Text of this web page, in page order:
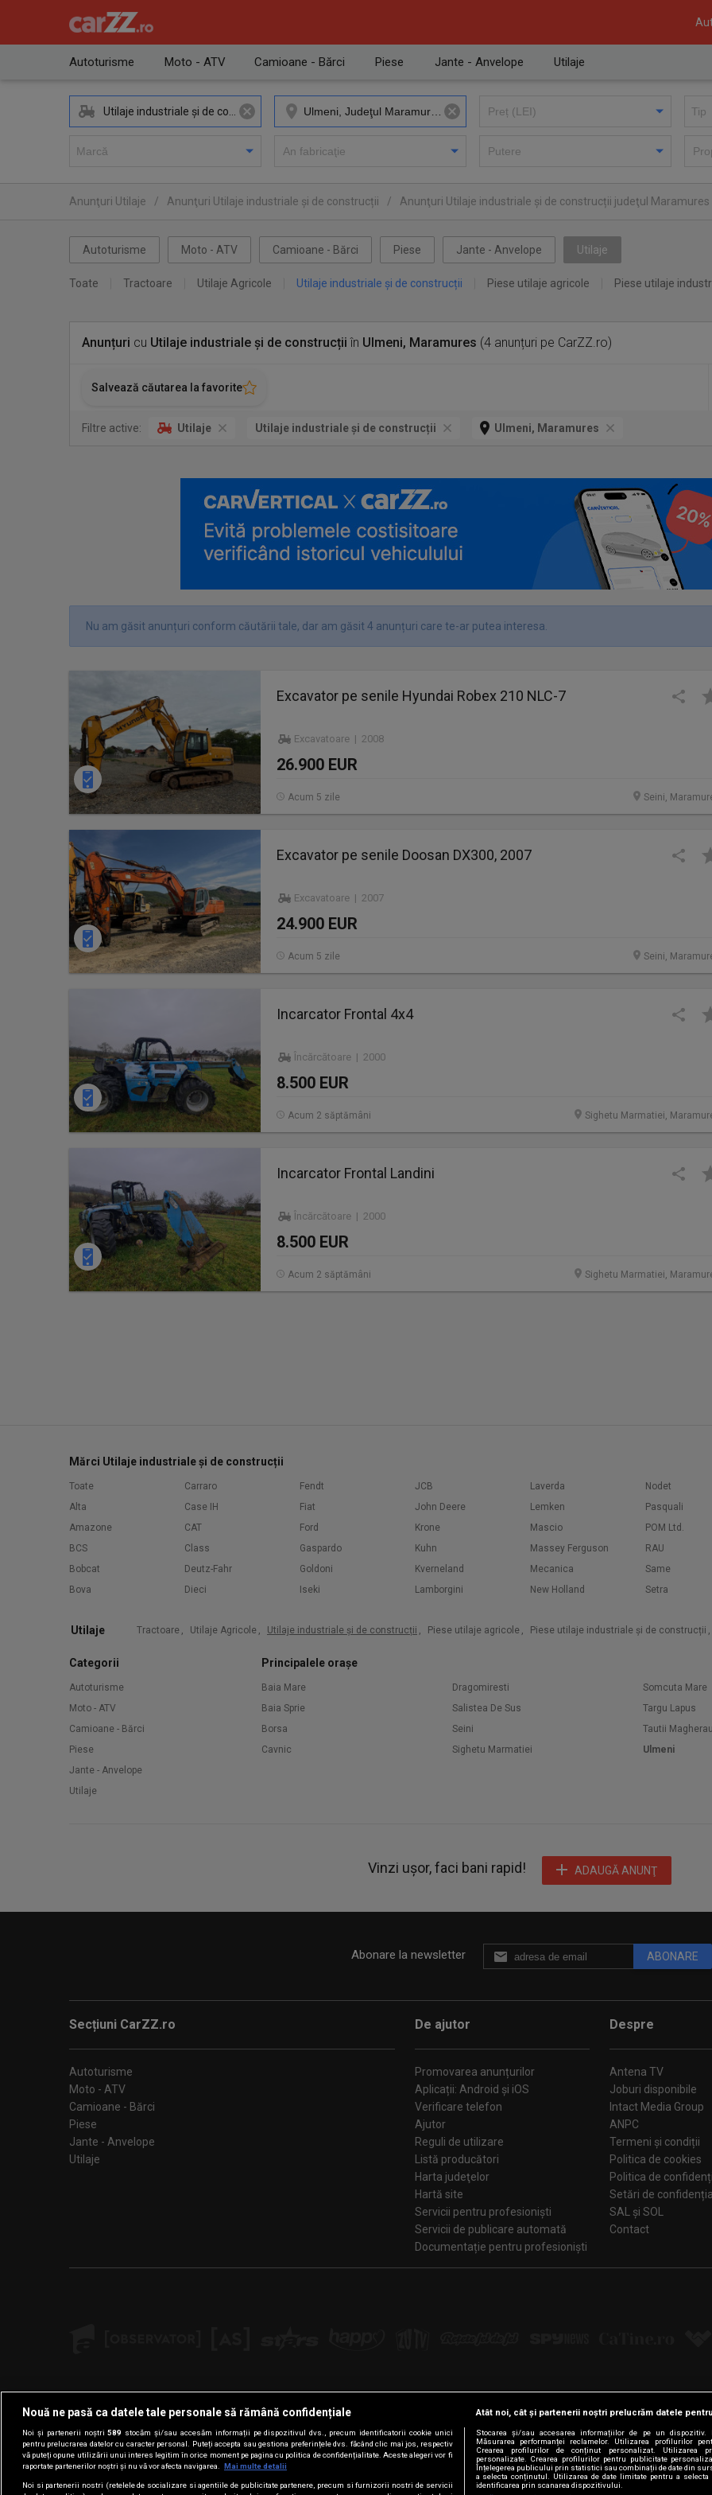
Autoturisme Moto - ATV Camioane - Bărci Piese Jante - Anvelope Utilaje
Anunţuri Utilaje / Anunţuri Utilaje industriale și de construcții / Anunţuri Utilaje industriale și de construcții judeţul Maramures
Autoturisme Moto - ATV Camioane - Bărci Piese Jante - Anvelope Utilaje
Toate Tractoare Utilaje Agricole Utilaje industriale și de construcții Piese utilaje agricole Piese utilaje
Anunțuri cu Utilaje industriale și de construcții în Ulmeni, Maramures (4 anunțuri pe CarZZ.ro)
Salvează căutarea la favorite
Filtre active: Utilaje Utilaje industriale și de construcții Ulmeni, Maramures
Nu am găsit anunțuri conform căutării tale, dar am găsit 4 anunțuri care te-ar putea interesa.
Excavator pe senile Hyundai Robex 210 NLC-7
Excavatoare | 2008
26.900 EUR
Seini,
Acum 5 zile
Excavator pe senile Doosan DX300, 2007
Excavatoare | 2007
24.900 EUR
Seini,
Acum 5 zile
Incarcator Frontal 4x4
Încărcătoare | 2000
8.500 EUR
Sighetu Marmatiei,
Acum 2 săptămâni
Incarcator Frontal Landini
Încărcătoare | 2000
8.500 EUR
Sighetu Marmatiei,
Acum 2 săptămâni
Mărci Utilaje industriale și de construcții
Toate
Alta
Amazone
BCS
Bobcat
Bova
Carraro
Case IH
CAT
Class
Deutz-Fahr
Dieci
Fendt
Fiat
Ford
Gaspardo
Goldoni
Iseki
JCB
John Deere
Krone
Kuhn
Kverneland
Lamborgini
Laverda
Lemken
Mascio
Massey Ferguson
Mecanica
New Holland
Nodet
Pasquali
POM Ltd.
RAU
Same
Setra
Utilaje Tractoare , Utilaje Agricole , Utilaje industriale și de construcții , Piese utilaje agricole , Piese utilaje industriale și de construcții ,
Categorii
Autoturisme
Moto - ATV
Camioane - Bărci
Piese
Jante - Anvelope
Utilaje
Principalele orașe
Baia Mare
Baia Sprie
Borsa
Cavnic
Dragomiresti
Salistea De Sus
Seini
Sighetu Marmatiei
Somcuta Mare
Targu Lapus
Tautii
Ulmeni
Vinzi ușor, faci bani rapid! ADAUGĂ ANUNŢ
Abonare la newsletter ABONARE
Secțiuni CarZZ.ro
Autoturisme
Moto - ATV
Camioane - Bărci
Piese
Jante - Anvelope
Utilaje
De ajutor
Promovarea anunțurilor
Aplicații: Android și iOS
Verificare telefon
Ajutor
Reguli de utilizare
Listă producători
Harta judeţelor
Hartă site
Servicii pentru profesioniști
Servicii de publicare automată
Documentație pentru profesioniști
Despre
Antena TV
Joburi disponibile
Intact Media Group
ANPC
Termeni și condiții
Politica de cookies
Politica de
Setări de
SAL și SOL
Contact
Urmărește-ne pe:
FacebookLinkedInYouTubeInstagramPinterestTiktok
Nouă ne pasă ca datele tale personale să rămână confidențiale
Noi și partenerii noștri589 stocăm și/sau accesăm informații pe dispozitivul dvs., precum identificatorii cookie unici
pentru prelucrarea datelor cu caracter personal. Puteți accepta sau gestiona preferințele dvs. făcând clic mai jos, respectiv
vă puteți opune utilizării unui interes legitim în orice moment pe pagina cu politica de confidențialitate. Aceste alegeri vor fi
raportate partenerilor noștri și nu vă vor afecta navigarea.
Mai multe detalii
Noi si partenerii nostri (retelele de socializare si agentiile de publicitate partenere, precum si furnizorii nostri de servicii
Atât noi, cât și partenerii noștri prelucrăm datele
Stocarea și/sau accesarea informațiilor de pe un dispozitiv.
Măsurarea performanței reclamelor. Utilizarea profilurilor
Crearea profilurilor de conținut personalizat. Utilizarea
personalizate. Crearea profilurilor pentru publicitate
Înțelegerea publicului prin statistici sau combinații de date din
a selecta conținutul. Utilizarea de date limitate pentru a selecta
identificarea prin scanarea dispozitivului.